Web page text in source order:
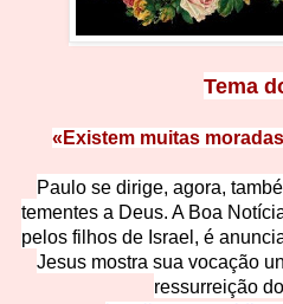
Tema
«Existem muitas
Paulo se dirige, agora,
tementes a Deus. A Boa
pelos filhos de Israel, é
Jesus mostra sua vocação
ressurreição